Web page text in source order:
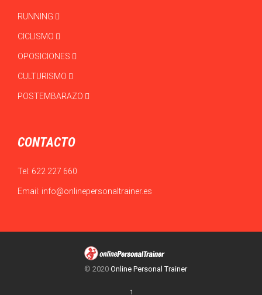
RUNNING
CICLISMO
OPOSICIONES
CULTURISMO
POSTEMBARAZO
CONTACTO
Tel: 622 227 660
Email: info@onlinepersonaltrainer.es
© 2020 Online Personal Trainer
↑